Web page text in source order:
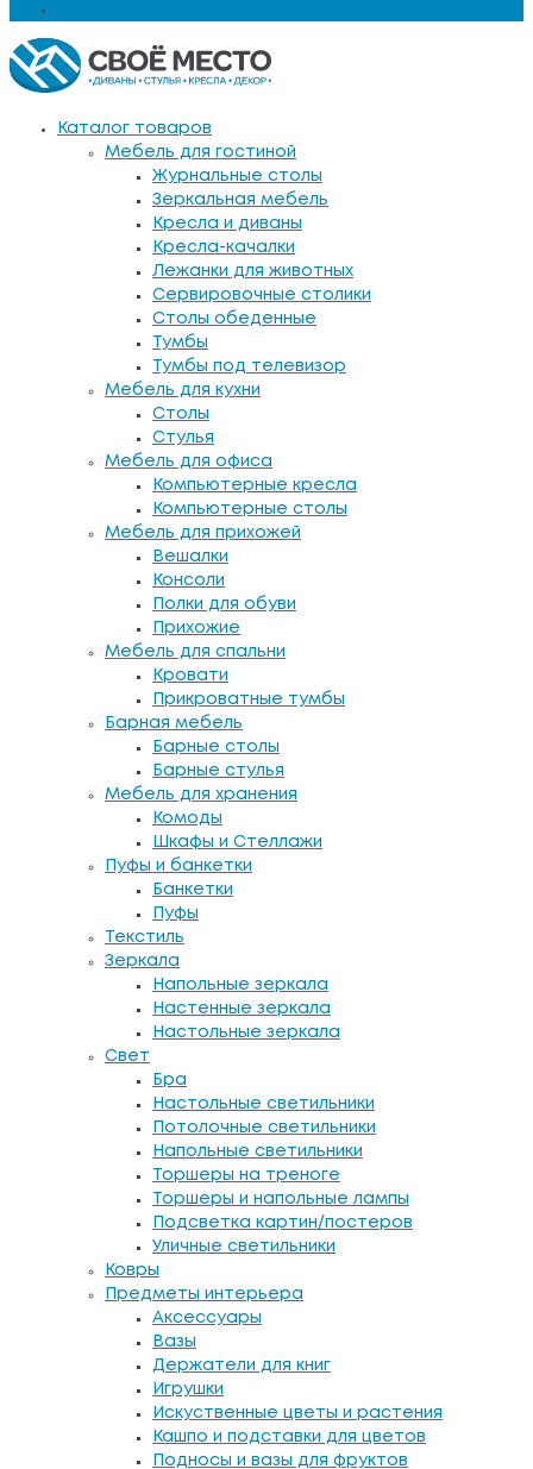
Каталог товаров
Мебель для гостиной
Журнальные столы
Зеркальная мебель
Кресла и диваны
Кресла-качалки
Лежанки для животных
Сервировочные столики
Столы обеденные
Тумбы
Тумбы под телевизор
Мебель для кухни
Столы
Стулья
Мебель для офиса
Компьютерные кресла
Компьютерные столы
Мебель для прихожей
Вешалки
Консоли
Полки для обуви
Прихожие
Мебель для спальни
Кровати
Прикроватные тумбы
Барная мебель
Барные столы
Барные стулья
Мебель для хранения
Комоды
Шкафы и Стеллажи
Пуфы и банкетки
Банкетки
Пуфы
Текстиль
Зеркала
Напольные зеркала
Настенные зеркала
Настольные зеркала
Свет
Бра
Настольные светильники
Потолочные светильники
Напольные светильники
Торшеры на треноге
Торшеры и напольные лампы
Подсветка картин/постеров
Уличные светильники
Ковры
Предметы интерьера
Аксессуары
Вазы
Держатели для книг
Игрушки
Искуственные цветы и растения
Кашпо и подставки для цветов
Подносы и вазы для фруктов